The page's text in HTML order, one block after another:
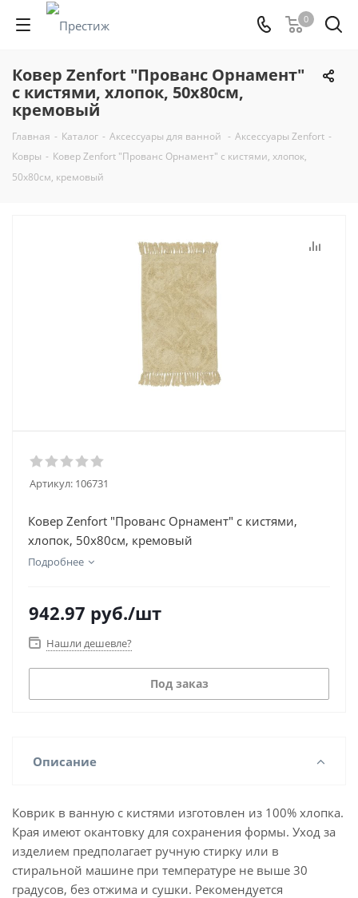
0
Ковер Zenfort "Прованс Орнамент"
с кистями, хлопок, 50х80см,
кремовый
Главная - Каталог - Аксессуары для ванной - Аксессуары Zenfort -
Ковры - Ковер Zenfort "Прованс Орнамент" с кистями, хлопок,
50х80см, кремовый
Артикул: 106731
Ковер Zenfort "Прованс Орнамент" с кистями,
хлопок, 50х80см, кремовый
Подробнее
942.97 руб./шт
Нашли дешевле?
Под заказ
Описание
Коврик в ванную с кистями изготовлен из 100% хлопка.
Края имеют окантовку для сохранения формы. Уход за
изделием предполагает ручную стирку или в
стиральной машине при температуре не выше 30
градусов, без отжима и сушки. Рекомендуется